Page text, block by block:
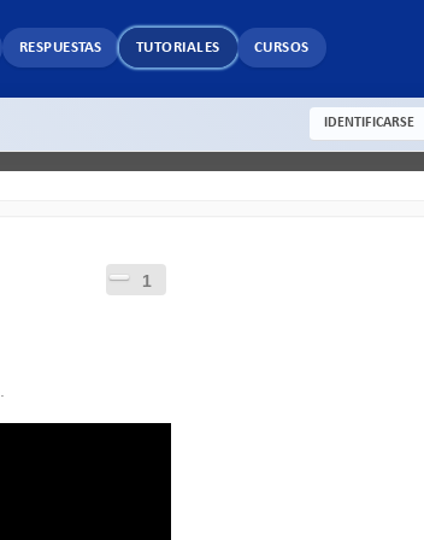
RESPUESTAS TUTORIALES CURSOS
IDENTIFICARSE
1